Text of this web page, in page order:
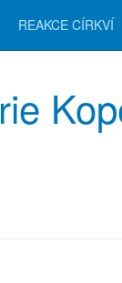
REAKCE CÍRKVÍ